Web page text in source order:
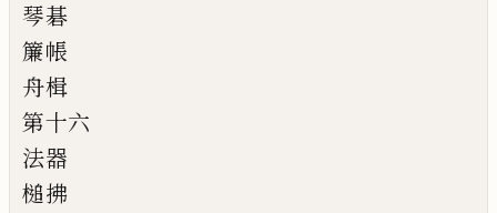
琴碁
簾帳
舟楫
第十六
法器
槌拂